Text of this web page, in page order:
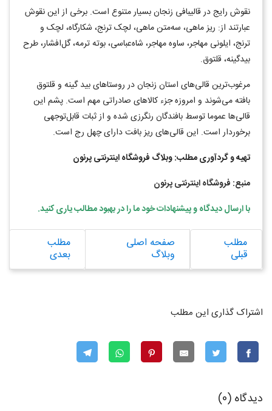
نقوش رایج در قالیبافی زنجان بسیار متنوع است. برخی از این نقوش
عبارتند از: ریز ماهی، سه‌متن ماهی، لچک ترنج، شکارگاه، لچک و
ترنج، ایلونی مهاجر، ساوه مهاجر، شاه‌عباسی، بوته ترمه، گل‌افشار، طرح
بیدگینه، قلتوق.
مرغوب‌ترین قالی‌های استان زنجان در روستاهای بید گینه و قلتوق
بافته می‌شوند و امروزه جزء کالاهای صادراتی مهم است. پشم این
قالی‌ها عموما توسط بافندگان رنگرزی شده و از ثبات قابل‌توجهی
برخوردار است. این قالی‌های ریز بافت دارای چهل رج است.
تهیه و گردآوری مطلب: وبلاگ فروشگاه اینترنتی پرنون
منبع: فروشگاه اینترنتی پرنون
با ارسال دیدگاه و پیشنهادات خود ما را در بهبود مطالب یاری کنید.
مطلب
قبلی
صفحه اصلی
وبلاگ
مطلب
بعدی
اشتراک گذاری این مطلب
دیدگاه (0)